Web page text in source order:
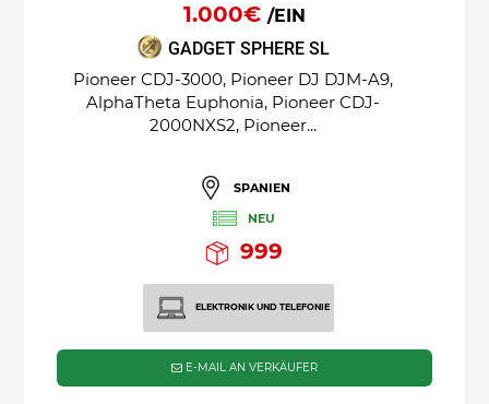
1.000€ /EIN
GADGET SPHERE SL
Pioneer CDJ-3000, Pioneer DJ DJM-A9,
AlphaTheta Euphonia, Pioneer CDJ-
2000NXS2, Pioneer...
SPANIEN
NEU
999
ELEKTRONIK UND TELEFONIE
E-MAIL AN VERKÄUFER